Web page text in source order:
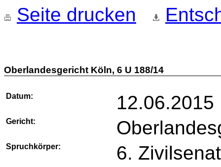
Seite drucken
Oberlandesgericht Köln, 6 U 188/14
Datum: 12.06.2015
Gericht:
Spruchkörper: 6. Zivilsenat